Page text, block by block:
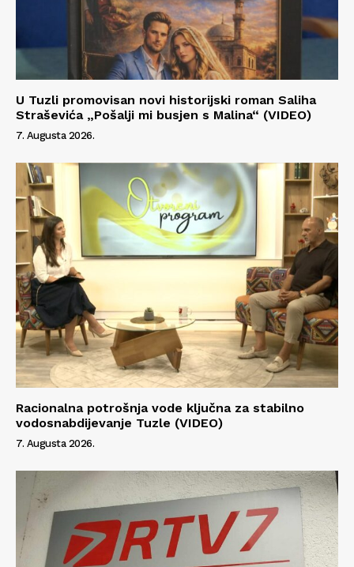
Info
O nama
Kontakt
Impressum
U Tuzli promovisan novi historijski roman Saliha
Straševića „Pošalji mi busjen s Malina“ (VIDEO)
7. Augusta 2026.
Racionalna potrošnja vode ključna za stabilno
vodosnabdijevanje Tuzle (VIDEO)
7. Augusta 2026.